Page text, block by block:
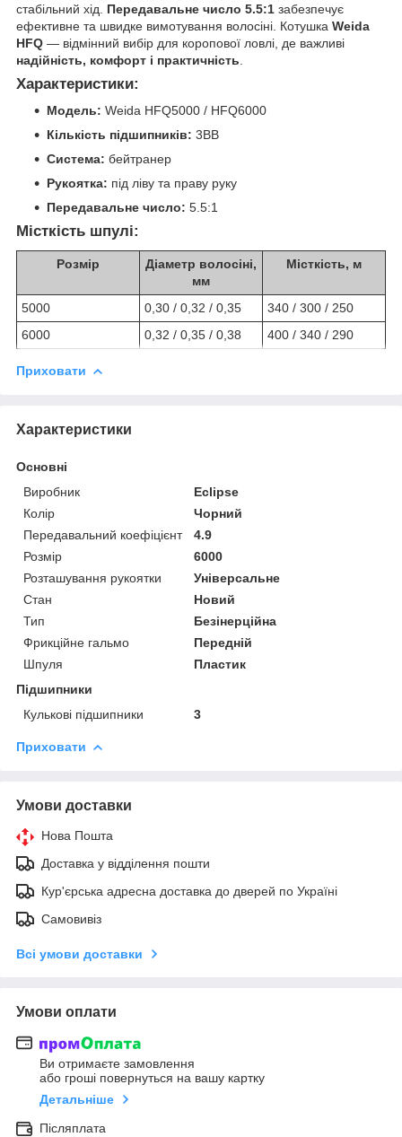
стабільний хід. Передавальне число 5.5:1 забезпечує
ефективне та швидке вимотування волосіні. Котушка Weida
HFQ — відмінний вибір для коропової ловлі, де важливі
надійність, комфорт і практичність
Характеристики:
Модель: Weida HFQ5000 / HFQ6000
Кількість підшипників: 3BB
Система: бейтранер
Рукоятка: під ліву та праву руку
Передавальне число: 5.5:1
Місткість шпулі:
Розмір
Діаметр волосіні,
мм
Місткість, м
5000 0,30 / 0,32 / 0,35
340 / 300 / 250
6000
0,32 / 0,35 / 0,38 400 / 340 / 290
Приховати
Характеристики
Основні
Виробник
Eclipse
Колір
Чорний
Передавальний коефіцієнт
4.9
Розмір
6000
Розташування рукоятки
Універсальне
Стан
Новий
Тип
Безінерційна
Фрикційне гальмо
Передній
Шпуля
Пластик
Підшипники
Кулькові підшипники
3
Приховати
Умови доставки
Нова Пошта
Доставка у відділення пошти
Кур'єрська адресна доставка до дверей по Україні
Самовивіз
Всі умови доставки
Умови оплати
Ви отримаєте замовлення
або гроші повернуться на вашу картку
Детальніше
Післяплата